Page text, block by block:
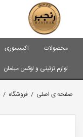
محصولات اکسسوری
لوازم تزئینی و لوکس مبلمان
صفحه ی اصلی / فروشگاه /